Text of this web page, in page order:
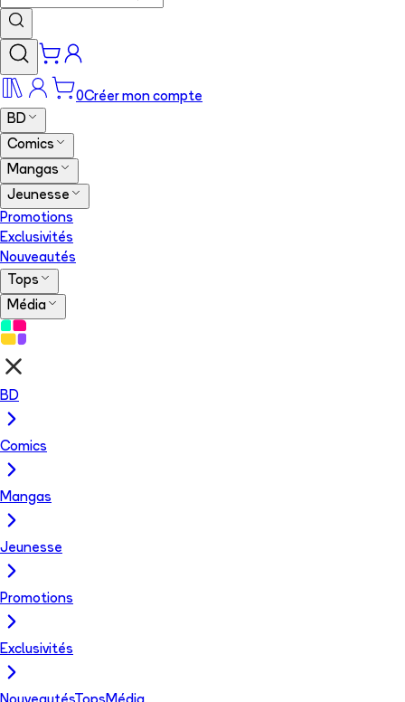
0Créer mon compte
BD
Comics
Mangas
Jeunesse
Promotions
Exclusivités
Nouveautés
Tops
Média
BD
Comics
Mangas
Jeunesse
Promotions
Exclusivités